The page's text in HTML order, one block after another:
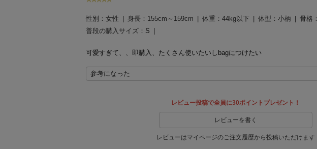
性別： 女性 身長： 155cm～159cm 体重： 44kg以下 体型： 小柄 骨格：
普段の購入サイズ： S
可愛すぎて、、即購入、たくさん使いたいしbagにつけたい
参考になった
レビュー投稿で全員に30ポイントプレゼント！
レビューを書く
レビューはマイページのご注文履歴から投稿いただけます